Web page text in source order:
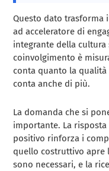
Questo dato trasforma
ad acceleratore di
integrante della
coinvolgimento è
conta quanto la
conta anche di più.
La domanda che si
importante. La
positivo rinforza i
quello costruttivo apre
sono necessari, e la